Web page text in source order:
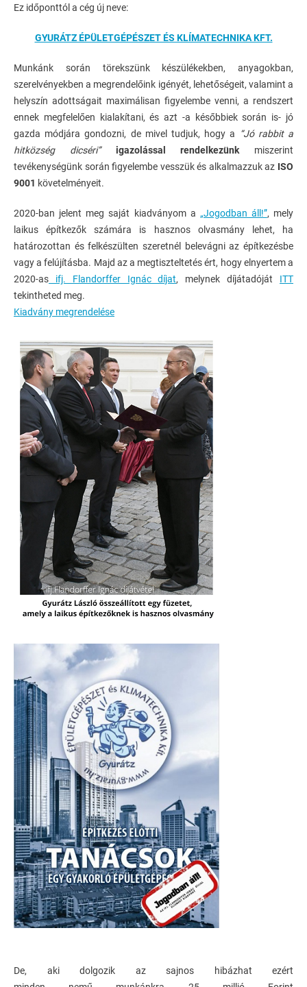
Ez időponttól a cég új neve:
GYURÁTZ ÉPÜLETGÉPÉSZET ÉS KLÍMATECHNIKA KFT.
Munkánk során törekszünk készülékekben, anyagokban,
szerelvényekben a megrendelőink igényét, lehetőségeit, valamint a
helyszín adottságait maximálisan figyelembe venni, a rendszert
ennek megfelelően kialakítani, és azt -a későbbiek során is- jó
gazda módjára gondozni, de mivel tudjuk, hogy a
“Jó rabbit a
hitközség dicséri”
igazolással rendelkezünkmiszerint
tevékenységünk során figyelembe vesszük és alkalmazzuk az ISO
9001 követelményeit.
2020-ban jelent meg saját kiadványom a „Jogodban áll!”, mely
laikus építkezők számára is hasznos olvasmány lehet, ha
határozottan és felkészülten szeretnél belevágni az építkezésbe
vagy a felújításba. Majd az a megtiszteltetés ért, hogy elnyertem a
2020-as ifj. Flandorffer Ignác díjat, melynek díjátadóját ITT
tekintheted meg.
Kiadvány megrendelése
De, aki dolgozik az sajnos hibázhat ezért